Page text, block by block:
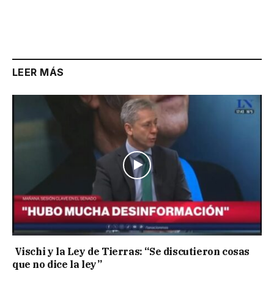
LEER MÁS
Vischi y la Ley de Tierras: “Se discutieron cosas
que no dice la ley”